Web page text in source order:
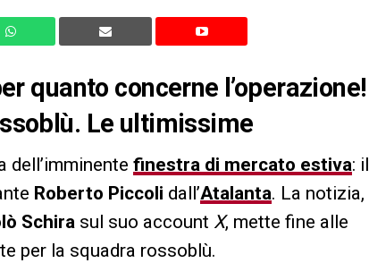
quanto concerne l’operazione!
Le ultimissime
dell’imminente finestra di mercato estiva: il
Roberto Piccoli dall’Atalanta. La notizia,
Schira sul suo account X, mette fine alle
per la squadra rossoblù.